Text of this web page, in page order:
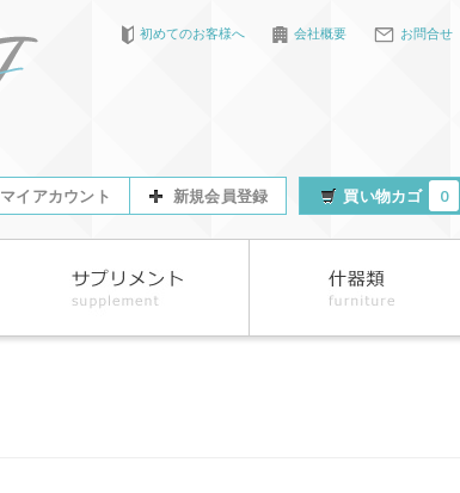
初めてのお客様へ 会社概要 お問合せ
マイアカウント 新規会員登録 買い物カゴ 0